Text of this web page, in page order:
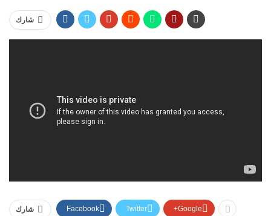
شارك
شارك Facebook Twitter Google+